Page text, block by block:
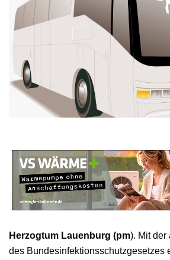
Herzogtum Lauenburg (pm). Mit der
des Bundesinfektionsschutzgesetzes